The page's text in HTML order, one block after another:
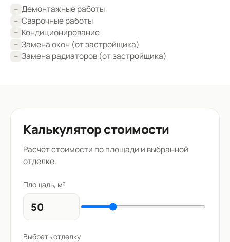
Демонтажные работы
Сварочные работы
Кондиционирование
Замена окон (от застройщика)
Замена радиаторов (от застройщика)
Калькулятор стоимости
Расчёт стоимости по площади и выбранной
отделке.
Площадь, м²
Выбрать отделку